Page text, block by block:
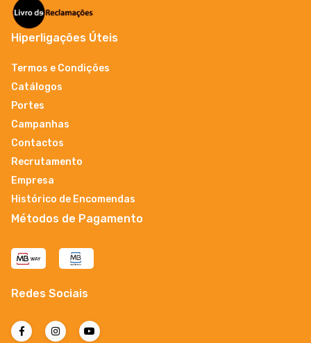
Hiperligações Úteis
Termos e Condições
Catálogos
Portes
Campanhas
Contactos
Recrutamento
Empresa
Histórico de Encomendas
Métodos de Pagamento
Redes Sociais